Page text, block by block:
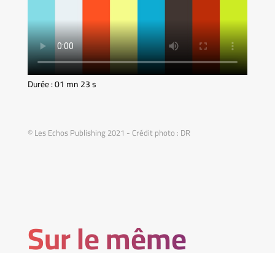
Durée : 01 mn 23 s
© Les Echos Publishing 2021 - Crédit photo : DR
Sur le même